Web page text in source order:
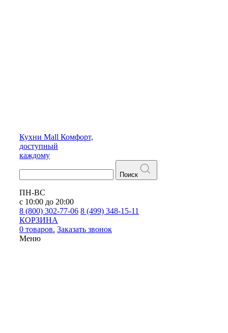
Кухни Mall Комфорт,
доступный
каждому
Поиск
ПН-ВС
с 10:00 до 20:00
8 (800) 302-77-06 8 (499) 348-15-11
КОРЗИНА
0 товаров. Заказать звонок
Меню